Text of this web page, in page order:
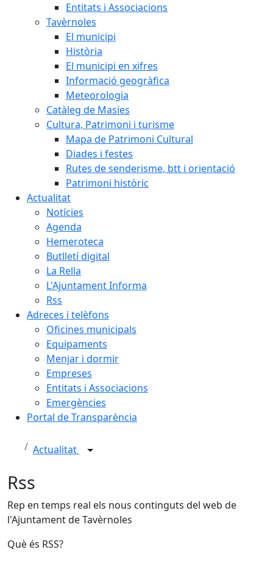
Entitats i Associacions
Tavèrnoles
El municipi
Història
El municipi en xifres
Informació geogràfica
Meteorologia
Catàleg de Masies
Cultura, Patrimoni i turisme
Mapa de Patrimoni Cultural
Diades i festes
Rutes de senderisme, btt i orientació
Patrimoni històric
Actualitat
Notícies
Agenda
Hemeroteca
Butlletí digital
La Rella
L'Ajuntament Informa
Rss
Adreces i telèfons
Oficines municipals
Equipaments
Menjar i dormir
Empreses
Entitats i Associacions
Emergències
Portal de Transparència
Actualitat
Rss
Rep en temps real els nous continguts del web de
l'Ajuntament de Tavèrnoles
Què és RSS?